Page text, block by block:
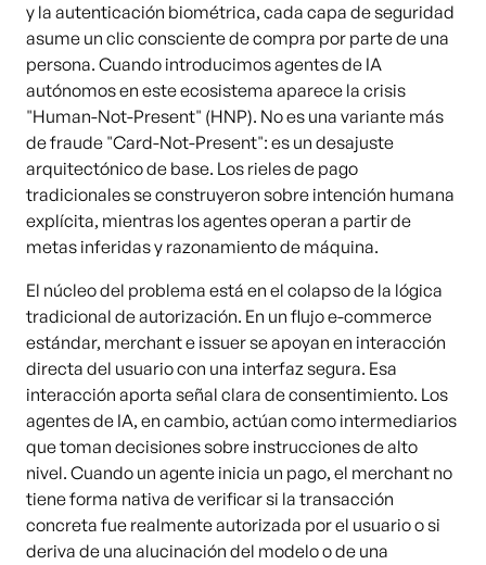
y la autenticación biométrica, cada capa de seguridad
asume un clic consciente de compra por parte de una
persona. Cuando introducimos agentes de IA
autónomos en este ecosistema aparece la crisis
"Human-Not-Present" (HNP). No es una variante más
de fraude "Card-Not-Present": es un desajuste
arquitectónico de base. Los rieles de pago
tradicionales se construyeron sobre intención humana
explícita, mientras los agentes operan a partir de
metas inferidas y razonamiento de máquina.
El núcleo del problema está en el colapso de la lógica
tradicional de autorización. En un flujo e-commerce
estándar, merchant e issuer se apoyan en interacción
directa del usuario con una interfaz segura. Esa
interacción aporta señal clara de consentimiento. Los
agentes de IA, en cambio, actúan como intermediarios
que toman decisiones sobre instrucciones de alto
nivel. Cuando un agente inicia un pago, el merchant no
tiene forma nativa de verificar si la transacción
concreta fue realmente autorizada por el usuario o si
deriva de una alucinación del modelo o de una